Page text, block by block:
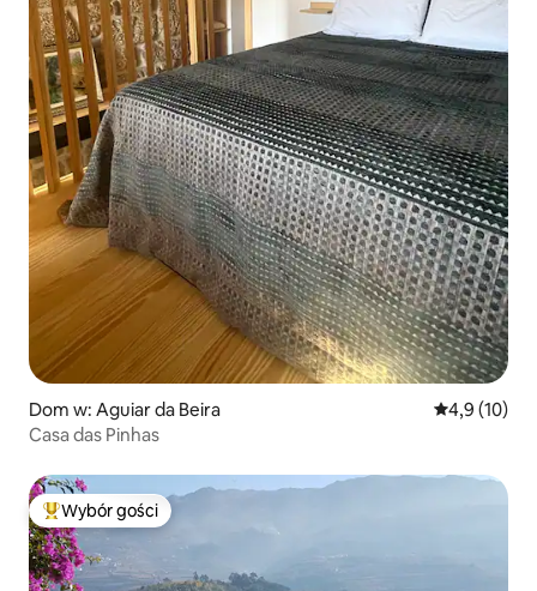
Dom w: Aguiar da Beira Średnia
4,9 (10)
Casa das Pinhas
Najpopularniejsze z kategorii Wybór gości
Wybór gości